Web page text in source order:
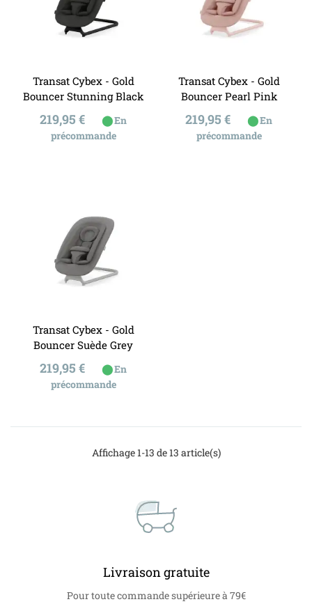
Transat Cybex - Gold
Bouncer Stunning Black
Prix
219,95 € ⬤En
précommande
Transat Cybex - Gold
Bouncer Pearl Pink
Prix
219,95 € ⬤En
précommande
Transat Cybex - Gold
Bouncer Suède Grey
Prix
219,95 € ⬤En
précommande
Affichage 1-13 de 13 article(s)
Livraison gratuite
Pour toute commande supérieure à 79€